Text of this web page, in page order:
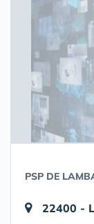
PSP DE
22400 -